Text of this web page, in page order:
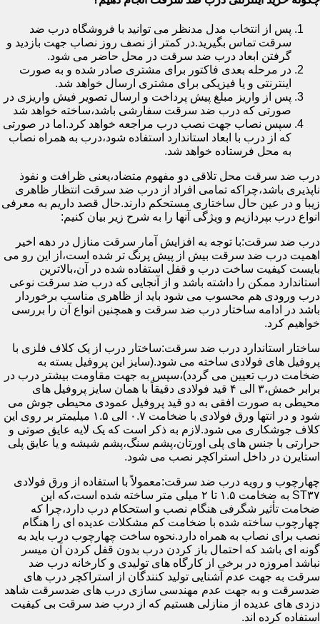
پس از انتخاب مدل مدنظر می توانید با فروشگاه درب ضد
سرقت تماس بگیرید.در کمتر از نصف روز نصاب جهت بازدید و
گرفتن ابعاد درب ضد سرقت در محل حاضر می شود.
در مرحله بعدی فاکتور برای مشتری صادر شده و به صورت
اینترنتی و یا فیزیکی برای مشتری ارسال خواهد شد.
پس از واریز مبلغ پیش پرداخت و ارسال تصویر فیش واریزی در
صورتی که درب ضد سرقت سفارشی باشد،ساخته خواهد شد
سپس نصاب جهت نصب درب مراجعه خواهد کرد.اما در صورتی
که از درب با ابعاد استاندارد استفاده شود،درب به همراه نصاب
به محل فرستاده خواهد شد.
درب ضد سرقت محل تلاقی دو مفهوم متضاد،یعنی ظرافت و نفوذ
ناپذیری باشد،چراکه تمامی افراد از درب ضد سرقت انتظار ظاهری
زیبا و در عین حال ساختاری مستحکم دارند.حال قصد داریم به معرفی
انواع درب بپردازیم و ویژگی آنها را به شرح زیر بیان کنیم:
درب ضد سرقت:با توجه به افزایش آمار سرقت منازل در دهه اخیر
اهمیت درب ضد سرقت بیش از پیش پرنگ تر شده است،از این رو می
بایست کیفیت ساخت درب و قفل استفاده شده در آن،بالاترین
استاندارد ممکن را داشته باشد و از آنجایی که درب ضد سرقت نوعی
درب ورودی هم محسوب می شود باید از ظاهری مناسب برخوردار
باشد در ادامه ساختار درب ضد سرقت و همچنین انواع آن را بررسی
خواهیم کرد.
ساختار استاندارد درب ضد سرقت:ساختار درب از یک کلاف فلزی با
پروفیل های فولادی ساخته می شود.(سایز این پروفیل بسته به
ضخامت درب تعیین می گردد)،سپس به جهت مقاومت بیشتر درب در
برابر خمش،۳ الی ۴ قید فولادی دقیقاً با همان سایز پروفیل های
محیطی به صورت افقی به دو قید پروفیل عمودی محیطی جوش می
شود و در انتها ورق فولادی با ضخامت ۰.۷ الی ۱.۵ میلیمتر بر روی این
کلاف جوشکاری می شود.لازم به ذکر است که یک لایه عایق صوتی و
حرارتی با جنس های پلی اورتان،پشم سنگ،پشم شیشه و یا عایق پلی
استایرن در داخل استراکچر نصب می شود.
چهارچوب و رویه درب ضد سرقت:معمولاً با استفاده از ورق فولادی
ST۳۷ به ضخامت ۱.۵ تا ۲ میلی متر ساخته شده است،که این
ضخامت تأثیر شگرفی هنگام نصب و استحکام درب دارد،چرا که
چهارچوب ساخته شده با ضخامت کم مشکلات عدیده ای را هنگام
نصب برای نصاب به همراه دارد.نحوه ساخت چهارچوب درب باید به
گونه ای باشد که احتمال باز کردن درب بدون قفل کردن آن میسر
نباشد امروزه در برخی از کارگاه های تولیدی و کارخانه درب ضد
سرقت به جهت عدم آشنایی تولید کنندگان از استراکچر درب های
ضدسرقت و به جهت عدم مهندسی سازی درب های ضدسرقت شاهد
دزدی های عدیده از منازلی هستیم که از درب ضد سرقت بی کیفیت
استفاده کرده اند.